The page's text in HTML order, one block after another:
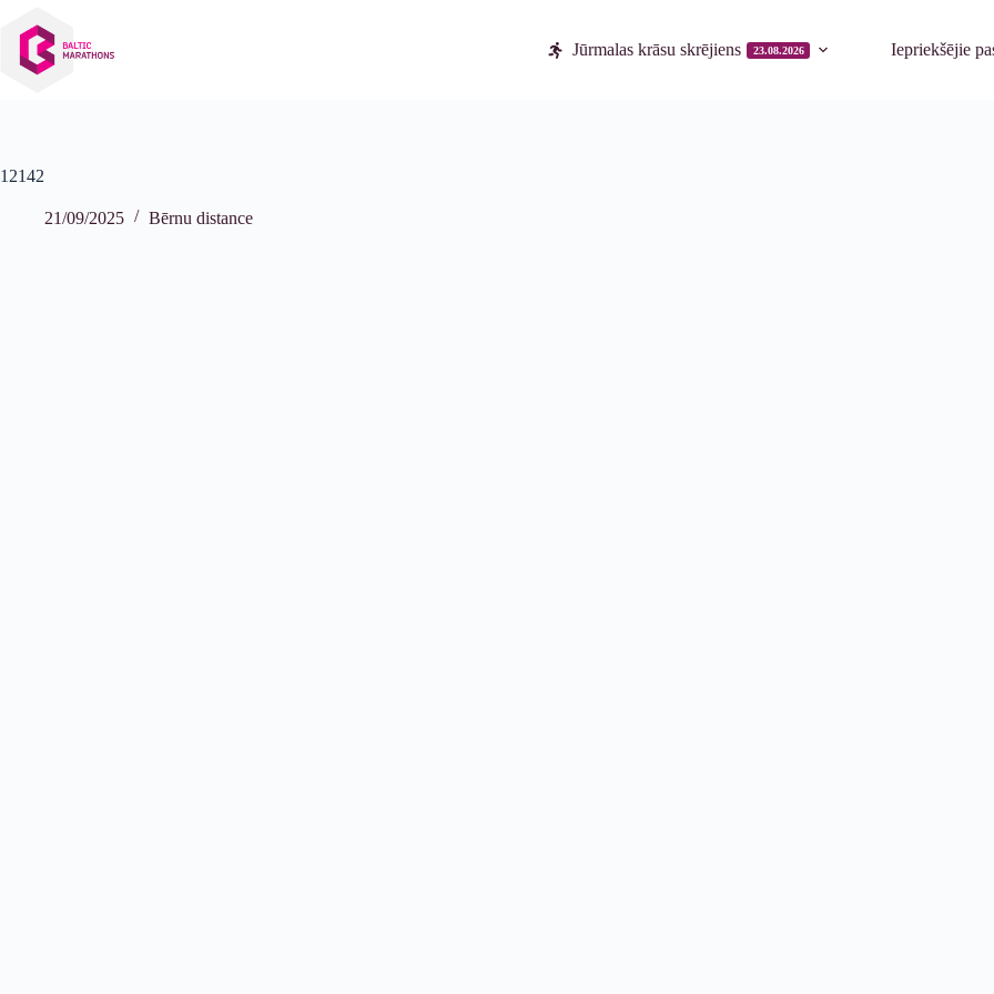
saturu
Jūrmalas krāsu skrējiens 23.08.2026 Iepriekšējie
12142
21/09/2025 Bērnu distance